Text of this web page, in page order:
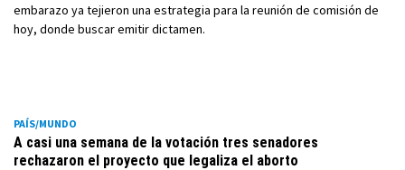
embarazo ya tejieron una estrategia para la reunión de comisión de
hoy, donde buscar emitir dictamen.
PAÍS/MUNDO
A casi una semana de la votación tres senadores
rechazaron el proyecto que legaliza el aborto